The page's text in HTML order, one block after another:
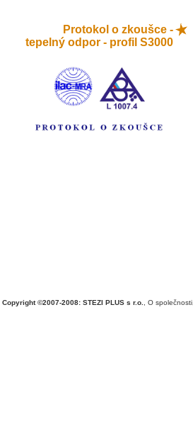
Protokol o zkoušce -
tepelný odpor - profil S3000
Copyright ©2007-2008: STEZI PLUS s r.o. O společnosti